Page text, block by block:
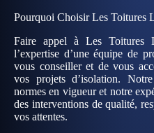
Pourquoi Choisir Les Toitures
Faire appel à Les Toitures
l’expertise d’une équipe de
vous conseiller et de vous
vos projets d’isolation.
normes en vigueur et notre
des interventions de qualité,
vos attentes.